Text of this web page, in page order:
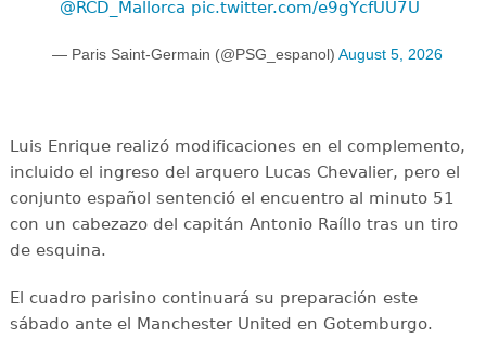
@RCD_Mallorca pic.twitter.com/e9gYcfUU7U
— Paris Saint-Germain (@PSG_espanol) August 5, 2026
Luis Enrique realizó modificaciones en el complemento,
incluido el ingreso del arquero Lucas Chevalier, pero el
conjunto español sentenció el encuentro al minuto 51
con un cabezazo del capitán Antonio Raíllo tras un tiro
de esquina.
El cuadro parisino continuará su preparación este
sábado ante el Manchester United en Gotemburgo.